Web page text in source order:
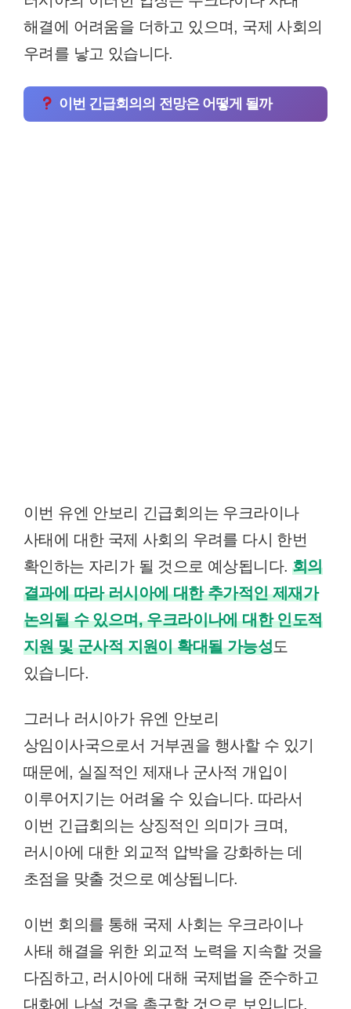
해결에 어려움을 더하고 있으며, 국제 사회의
우려를 낳고 있습니다.
이번 긴급회의의 전망은 어떻게 될까
이번 유엔 안보리 긴급회의는 우크라이나
사태에 대한 국제 사회의 우려를 다시 한번
확인하는 자리가 될 것으로 예상됩니다. 회의
결과에 따라 러시아에 대한 추가적인 제재가
논의될 수 있으며, 우크라이나에 대한 인도적
지원 및 군사적 지원이 확대될 가능성도
있습니다.
그러나 러시아가 유엔 안보리
상임이사국으로서 거부권을 행사할 수 있기
때문에, 실질적인 제재나 군사적 개입이
이루어지기는 어려울 수 있습니다. 따라서
이번 긴급회의는 상징적인 의미가 크며,
러시아에 대한 외교적 압박을 강화하는 데
초점을 맞출 것으로 예상됩니다.
이번 회의를 통해 국제 사회는 우크라이나
사태 해결을 위한 외교적 노력을 지속할 것을
다짐하고, 러시아에 대해 국제법을 준수하고
대화에 나설 것을 촉구할 것으로 보입니다.